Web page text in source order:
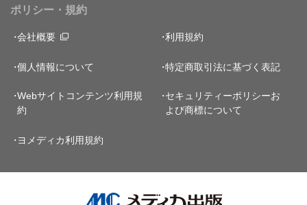
ポリシー・規約
会社概要 利用規約
個人情報について 特定商取引法に基づく表記
Webサイトコンテンツ利用規
約
セキュリティーポリシーお
よび商標について
ヨメディカ利用規約